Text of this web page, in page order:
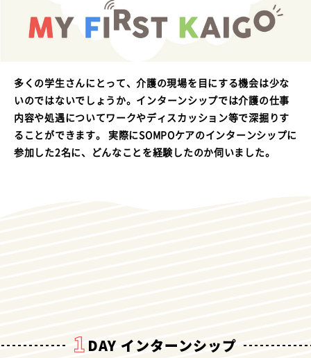
多くの学生さんにとって、介護の現場を目にする機会は少な
いのではないでしょうか。 インターンシップでは介護の仕事
内容や処遇についてワークやディスカッション等で深掘りす
ることができます。
実際にSOMPOケアのインターンシップに
参加した2名に、どんなことを経験したのか伺いました。
DAY インターンシップ